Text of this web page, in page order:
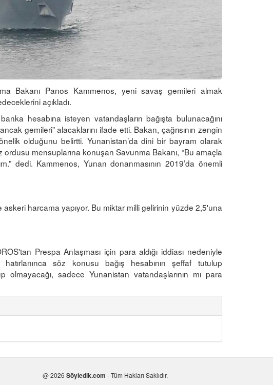
Bakanı Panos Kammenos, yeni savaş gemileri almak
açıkladı.
hesabına isteyen vatandaşların bağışta bulunacağını
gemileri” alacaklarını ifade etti. Bakan, çağrısının zengin
olduğunu belirtti. Yunanistan’da dini bir bayram olarak
mensuplarına konuşan Savunma Bakanı, “Bu amaçla
dedi. Kammenos, Yunan donanmasının 2019’da önemli
askeri harcama yapıyor. Bu miktar milli gelirinin yüzde 2,5'una
Prespa Anlaşması için para aldığı iddiası nedeniyle
söz konusu bağış hesabının şeffaf tutulup
olmayacağı, sadece Yunanistan vatandaşlarının mı para
@ 2026 Söyledik.com - Tüm Hakları Saklıdır.